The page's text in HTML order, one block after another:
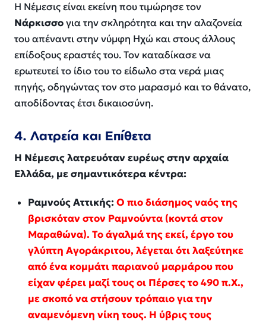
Η Νέμεσις είναι εκείνη που τιμώρησε τον
Νάρκισσογια την σκληρότητα και την αλαζονεία
του απέναντι στην νύμφη Ηχώ και στους άλλους
επίδοξους εραστές του. Τον καταδίκασε να
ερωτευτεί το ίδιο του το είδωλο στα νερά μιας
πηγής, οδηγώντας τον στο μαρασμό και το θάνατο,
αποδίδοντας έτσι δικαιοσύνη.
4. Λατρεία και Επίθετα
Η Νέμεσις λατρευόταν ευρέως στην αρχαία
Ελλάδα, με σημαντικότερα κέντρα:
Ραμνούς Αττικής:Ο πιο διάσημος ναός της
βρισκόταν στον Ραμνούντα (κοντά στον
Μαραθώνα). Το άγαλμά της εκεί, έργο του
γλύπτη Αγοράκριτου, λέγεται ότι λαξεύτηκε
από ένα κομμάτι παριανού μαρμάρου που
είχαν φέρει μαζί τους οι Πέρσες το 490 π.Χ.,
με σκοπό να στήσουν τρόπαιο για την
αναμενόμενη νίκη τους. Η ύβρις τους